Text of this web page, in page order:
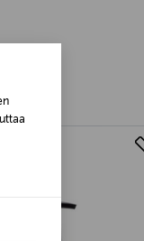
valittuun osoitteeseen.